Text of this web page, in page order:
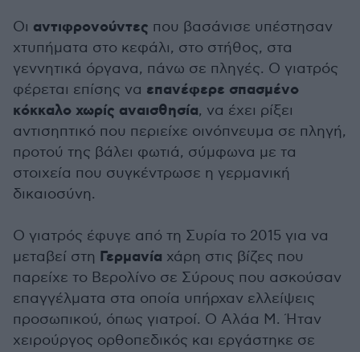
Οι αντιφρονούντες που βασάνισε υπέστησαν
χτυπήματα στο κεφάλι, στο στήθος, στα
γεννητικά όργανα, πάνω σε πληγές. Ο γιατρός
φέρεται επίσης να επανέφερε σπασμένο
κόκκαλο χωρίς αναισθησία, να έχει ρίξει
αντισηπτικό που περιείχε οινόπνευμα σε πληγή,
προτού της βάλει φωτιά, σύμφωνα με τα
στοιχεία που συγκέντρωσε η γερμανική
δικαιοσύνη.
Ο γιατρός έφυγε από τη Συρία το 2015 για να
μεταβεί στη Γερμανία χάρη στις βίζες που
παρείχε το Βερολίνο σε Σύρους που ασκούσαν
επαγγέλματα στα οποία υπήρχαν ελλείψεις
προσωπικού, όπως γιατροί. Ο Αλάα Μ. Ήταν
χειρούργος ορθοπεδικός και εργάστηκε σε